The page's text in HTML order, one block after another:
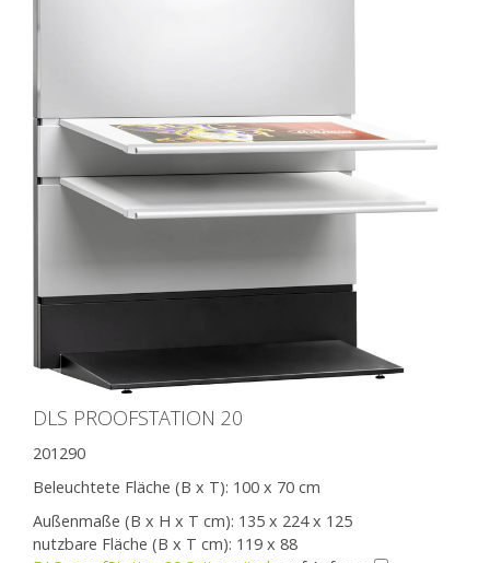
DLS PROOFSTATION 20
201290
Beleuchtete Fläche (B x T): 100 x 70 cm
Außenmaße (B x H x T cm): 135 x 224 x 125
nutzbare Fläche (B x T cm): 119 x 88